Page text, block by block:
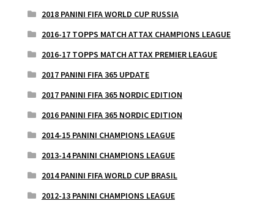
2018 PANINI FIFA WORLD CUP RUSSIA
2016-17 TOPPS MATCH ATTAX CHAMPIONS LEAGUE
2016-17 TOPPS MATCH ATTAX PREMIER LEAGUE
2017 PANINI FIFA 365 UPDATE
2017 PANINI FIFA 365 NORDIC EDITION
2016 PANINI FIFA 365 NORDIC EDITION
2014-15 PANINI CHAMPIONS LEAGUE
2013-14 PANINI CHAMPIONS LEAGUE
2014 PANINI FIFA WORLD CUP BRASIL
2012-13 PANINI CHAMPIONS LEAGUE